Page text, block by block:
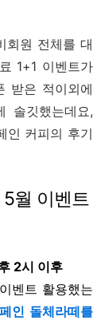
회원 전체를 대
1+1 이벤트가
받은 적이외에
솔깃했는데요,
인 커피의 후기
5월 이벤트
2시 이후
벤트 활용했는
인 돌체라떼를